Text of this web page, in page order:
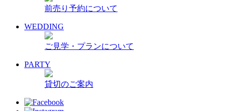
前売り予約について
WEDDING
ご見学・プランについて
PARTY
貸切のご案内